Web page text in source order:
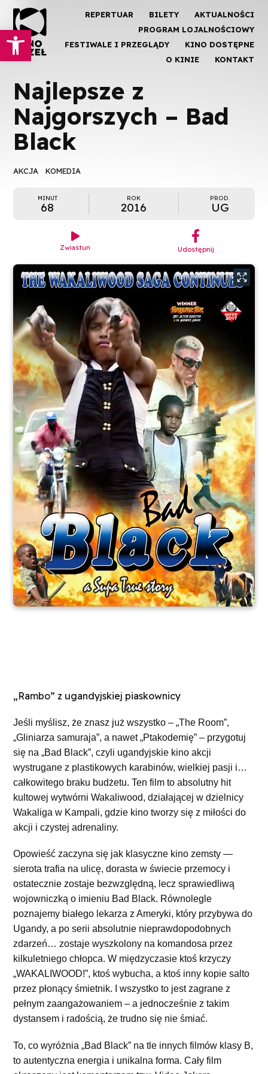
Otwórz pasek narzędzi
REPERTUAR BILETY
AKTUALNOŚCI
PROGRAM LOJALNOŚCIOWY
FESTIWALE I PRZEGLĄDY
KINO DOSTĘPNE
O KINIE
KONTAKT
Najlepsze z
Najgorszych – Bad
Black
AKCJA KOMEDIA
MINUT
68
ROK
2016
PROD.
UG

Zwiastun
︁
Udostępnij
„Rambo” z ugandyjskiej piaskownicy
Jeśli myślisz, że znasz już wszystko – „The Room”,
„Gliniarza samuraja”, a nawet „Ptakodemię” – przygotuj
się na„Bad Black”, czyli ugandyjskie kino akcji
wystrugane z plastikowych karabinów, wielkiej pasji i…
całkowitego braku budżetu. Ten film to absolutny hit
kultowej wytwórniWakaliwood, działającej w dzielnicy
Wakaliga w Kampali, gdzie kino tworzy się z miłości do
akcji i czystej adrenaliny.
Opowieść zaczyna się jak klasyczne kino zemsty —
sierota trafia na ulicę, dorasta w świecie przemocy i
ostatecznie zostaje bezwzględną, lecz sprawiedliwą
wojowniczką o imieniu Bad Black. Równolegle
poznajemy białego lekarza z Ameryki, który przybywa do
Ugandy, a po serii absolutnie nieprawdopodobnych
zdarzeń… zostaje wyszkolony na komandosa przez
kilkuletniego chłopca. W międzyczasie ktoś krzyczy
„WAKALIWOOD!”, ktoś wybucha, a ktoś inny kopie salto
przez płonący śmietnik. I wszystko to jest zagrane z
pełnym zaangażowaniem – a jednocześnie z takim
dystansem i radością, że trudno się nie śmiać.
To, co wyróżnia„Bad Black” na tle innych filmów klasy B,
to autentyczna energia i unikalna forma. Cały film